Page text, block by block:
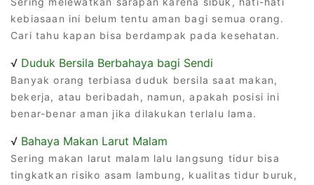
kebiasaan ini belum tentu aman bagi semua orang.
Cari tahu kapan bisa berdampak pada kesehatan.
√ Duduk Bersila Berbahaya bagi Sendi
Banyak orang terbiasa duduk bersila saat makan,
bekerja, atau beribadah, namun, apakah posisi ini
benar-benar aman jika dilakukan terlalu lama.
√ Bahaya Makan Larut Malam
Sering makan larut malam lalu langsung tidur bisa
tingkatkan risiko asam lambung, kualitas tidur buruk,